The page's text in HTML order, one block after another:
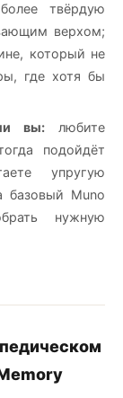
твёрдую
верхом;
который не
где хотя бы
вы: любите
подойдёт
упругую
базовый Muno
нужную